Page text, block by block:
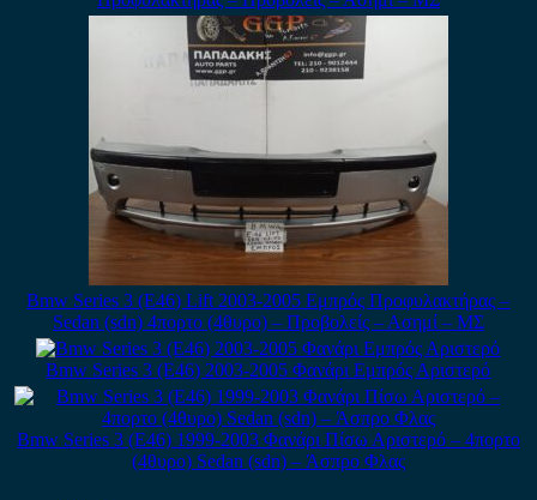
Bmw Series 3 (E46) Lift 2003-2005 Εμπρός Προφυλακτήρας –
Sedan (sdn) 4πορτο (4θυρο) – Προβολείς – Ασημί – ΜΣ
Bmw Series 3 (E46) 2003-2005 Φανάρι Εμπρός Αριστερό
Bmw Series 3 (E46) 1999-2003 Φανάρι Πίσω Αριστερό – 4πορτο
(4θυρο) Sedan (sdn) – Άσπρο Φλας